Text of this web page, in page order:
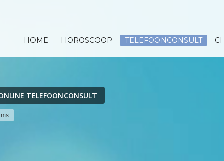
HOME HOROSCOOP TELEFOONCONSULT
TELEFOONCONSULT